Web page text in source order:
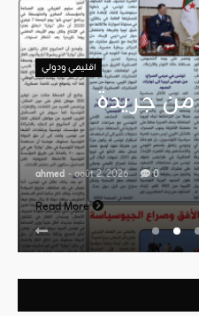
اقليمي ودولي
صدور العدد 602 من جريدة
ahmed - août 2, 2026 0
Read More